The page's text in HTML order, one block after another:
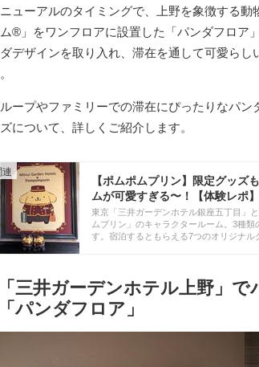
ニューアルのタイミングで、上野を象徴する
®」をワンフロアに設置した「パンダフロア
デザインを取り入れ、滞在を通して可愛ら
ープやファミリーでの滞在にぴったりなパ
について、詳しくご紹介します。
【ポムポムプリン】限定グッズ
ムが可愛すぎる〜！【体験レポ】
東京「三井ガーデンホテル銀座五丁目」
ムプリン」のキャラクタールーム。3種
す。宿泊するともらえる7つのオリジナル
「三井ガーデンホテル上野」
「パンダフロア」